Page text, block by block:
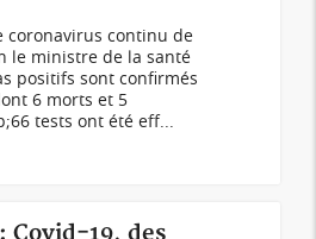
coronavirus continu de
le ministre de la santé
positifs sont confirmés
6 morts et 5
tests ont été eff...